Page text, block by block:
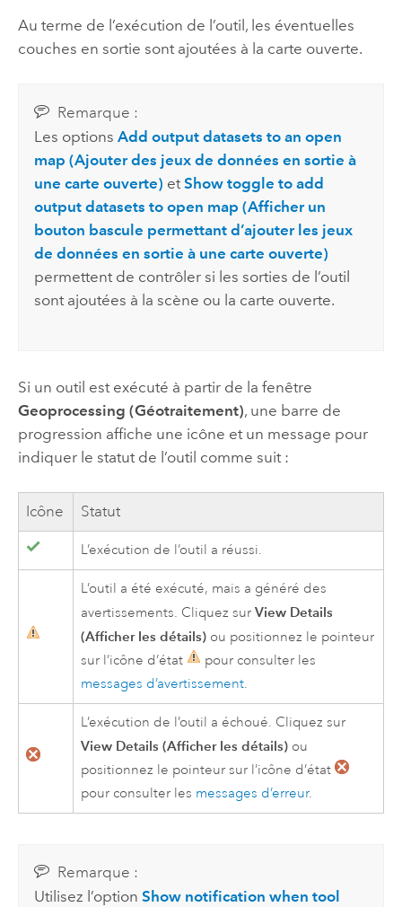
Au terme de l’exécution de l’outil, les éventuelles
couches en sortie sont ajoutées à la carte ouverte.
Remarque :
Les optionsAdd output datasets to an open
map (Ajouter des jeux de données en sortie à
une carte ouverte) etShow toggle to add
output datasets to open map (Afficher un
bouton bascule permettant d’ajouter les jeux
de données en sortie à une carte ouverte)
permettent de contrôler si les sorties de l’outil
sont ajoutées à la scène ou la carte ouverte.
Si un outil est exécuté à partir de la fenêtre
Geoprocessing (Géotraitement), une barre de
progression affiche une icône et un message pour
indiquer le statut de l’outil comme suit :
Icône Statut
L’exécution de l’outil a réussi.
L’outil a été exécuté, mais a généré des
avertissements. Cliquez surView Details
(Afficher les détails) ou positionnez le pointeur
sur l’icône d’état
pour consulter les
messages d’avertissement.
L’exécution de l’outil a échoué. Cliquez sur
View Details (Afficher les détails) ou
positionnez le pointeur sur l’icône d’état
pour consulter les messages d’erreur.
Remarque :
Utilisez l’optionShow notification when tool